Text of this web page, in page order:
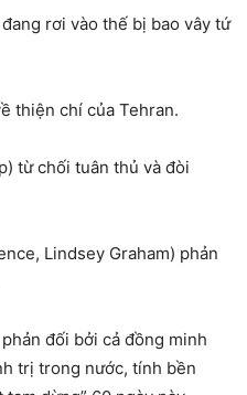
rơi vào thế bị bao vây tứ
thiện chí của Tehran.
từ chối tuân thủ và đòi
Lindsey Graham) phản
đối bởi cả đồng minh
trị trong nước, tính bền